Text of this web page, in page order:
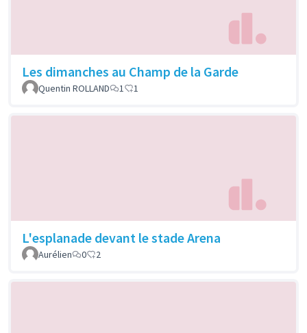
Les dimanches au Champ de la Garde
Quentin ROLLAND 1 1
L'esplanade devant le stade Arena
Aurélien 0 2